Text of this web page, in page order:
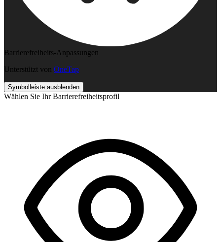
Barrierefreiheits-Anpassungen
Unterstützt von OneTap
Symbolleiste ausblenden
Wählen Sie Ihr Barrierefreiheitsprofil